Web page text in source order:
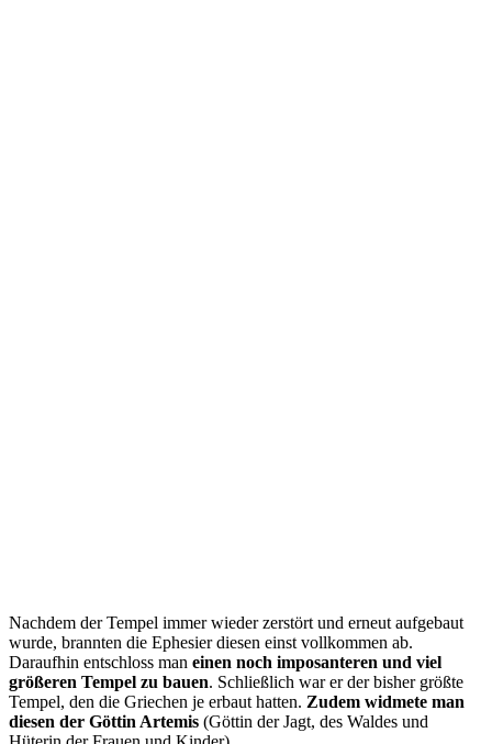
Nachdem der Tempel immer wieder zerstört und erneut aufgebaut
wurde, brannten die Ephesier diesen einst vollkommen ab.
Daraufhin entschloss man einen noch imposanteren und viel
größeren Tempel zu bauen. Schließlich war er der bisher größte
Tempel, den die Griechen je erbaut hatten. Zudem widmete man
diesen der Göttin Artemis (Göttin der Jagt, des Waldes und